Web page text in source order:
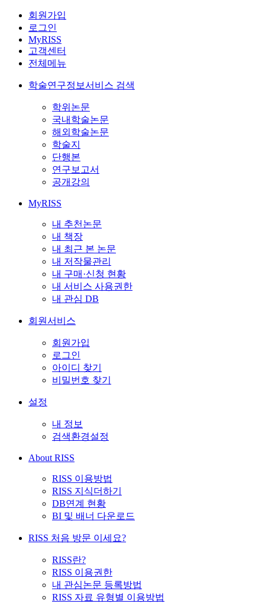
회원가입
로그인
MyRISS
고객센터
전체메뉴
학술연구정보서비스 검색
학위논문
국내학술논문
해외학술논문
학술지
단행본
연구보고서
공개강의
MyRISS
내 추천논문
내 책장
내 최근 본 논문
내 저작물관리
내 구매·신청 현황
내 서비스 사용권한
내 관심 DB
회원서비스
회원가입
로그인
아이디 찾기
비밀번호 찾기
설정
내 정보
검색환경설정
About RISS
RISS 이용방법
RISS 지식더하기
DB연계 현황
BI 및 배너 다운로드
RISS 처음 방문 이세요?
RISS란?
RISS 이용권한
내 관심논문 등록방법
RISS 자료 유형별 이용방법